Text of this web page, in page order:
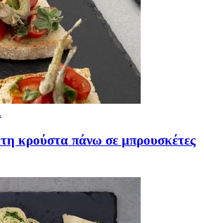
κρούστα πάνω σε μπρουσκέτες